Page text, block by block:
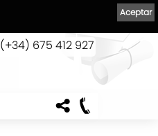
(+34) 675 412 927
Aceptar